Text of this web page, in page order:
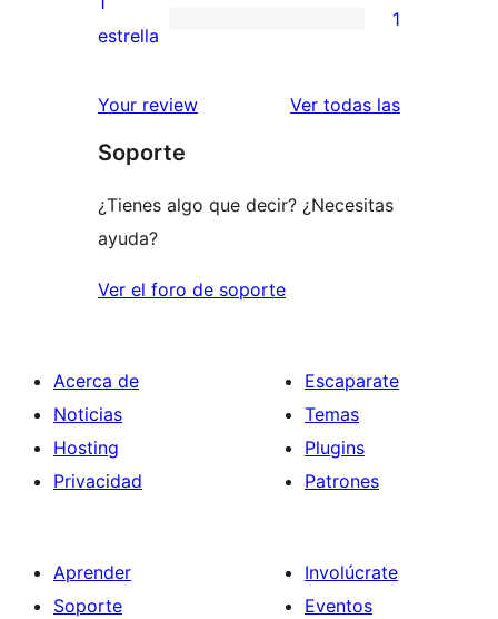
estrellas
de
estrellas
1
de
estrellas
estrella
1
Your review Ver todas las
Soporte
¿Tienes algo que decir? ¿Necesitas
ayuda?
Ver el foro de soporte
Acerca de
Noticias
Hosting
Privacidad
Escaparate
Temas
Plugins
Patrones
Aprender
Soporte
Involúcrate
Eventos